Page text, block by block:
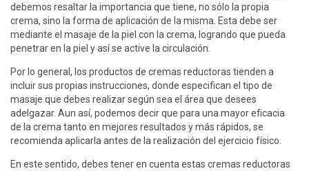
debemos resaltar la importancia que tiene, no sólo la propia
crema, sino la forma de aplicación de la misma. Esta debe ser
mediante el masaje de la piel con la crema, logrando que pueda
penetrar en la piel y así se active la circulación.
Por lo general, los productos de cremas reductoras tienden a
incluir sus propias instrucciones, donde especifican el tipo de
masaje que debes realizar según sea el área que desees
adelgazar. Aun así, podemos decir que para una mayor eficacia
de la crema tanto en mejores resultados y más rápidos, se
recomienda aplicarla antes de la realización del ejercicio físico.
En este sentido, debes tener en cuenta estas cremas reductoras